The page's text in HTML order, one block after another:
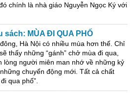
chính là nhà giáo Nguyễn Ngọc Ký với
sách: MÙA ĐI QUA PHỐ
Hà Nội có nhiều mùa hơn thế. Chỉ
thấy những “gánh” chở mùa đi qua,
lòng người miên man nhớ về những kỷ
chuyển động mới. Tất cả chất
qua phố”.